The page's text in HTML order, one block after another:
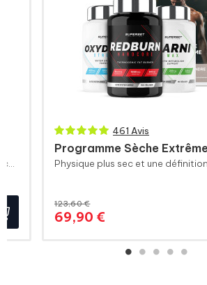
461 Avis
Programme Sèche
123,60 €
69,90 €